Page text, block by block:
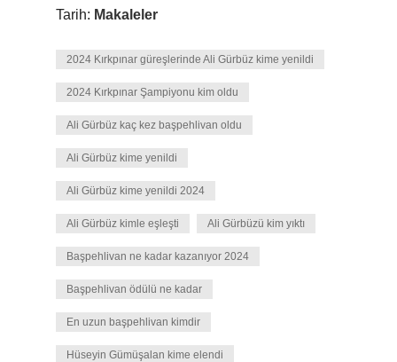
Tarih: Makaleler
2024 Kırkpınar güreşlerinde Ali Gürbüz kime yenildi
2024 Kırkpınar Şampiyonu kim oldu
Ali Gürbüz kaç kez başpehlivan oldu
Ali Gürbüz kime yenildi
Ali Gürbüz kime yenildi 2024
Ali Gürbüz kimle eşleşti Ali Gürbüzü kim yıktı
Başpehlivan ne kadar kazanıyor 2024
Başpehlivan ödülü ne kadar
En uzun başpehlivan kimdir
Hüseyin Gümüşalan kime elendi